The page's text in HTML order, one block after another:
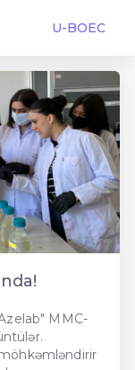
U-BOEC
MMC-